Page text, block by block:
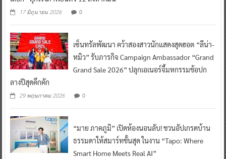
17 มิถุนายน 2026 0
เซ็นทรัลพัฒนา คว้าสองสาวนักแสดงสุดฮอต “ลีน่า-
หมิว” รับภารกิจ Campaign Ambassador “Grand
Grand Sale 2026” ปลุกเอเนอร์จี้มหกรรมช้อปก
ลางปีสุดคึกคัก
29 พฤษภาคม 2026 0
“มาย ภาคภูมิ” เปิดห้องนอนลับ! ชวนอัปเกรดบ้าน
ธรรมดาให้สมาร์ทขั้นสุด ในงาน “Tapo: Where
Smart Home Meets Real AI”